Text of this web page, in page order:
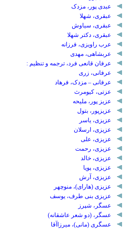
عبدی پور، مزدک
عبقری، شهلا
عبقری، سیاوش
عبقری، دکتر شهلا
عرب راویزی، فرزانه
عربشاهی، مهدی
عرفان قانعی فرد، ترجمه و تنظیم :
عرفانی، زری
عرفانی – مزدک، فرهاد
عزتی، کیومرث
عزیز پور، ملیحه
عزیزپور، بتول
عزیزی، یاسر
عزیزی، ارسلان
عزیزی، علی
عزیزی، رحمت
عزیزی، خالد
عزیزی، پویا
عزیزی، آرش
عزیزی (هارای)، منوچهر
عزیزی بنی طرف، یوسف
عسگر، شپرز
عسگر، (دو شعر عاشقانه)
عسگری (مانی)، میرزاآقا